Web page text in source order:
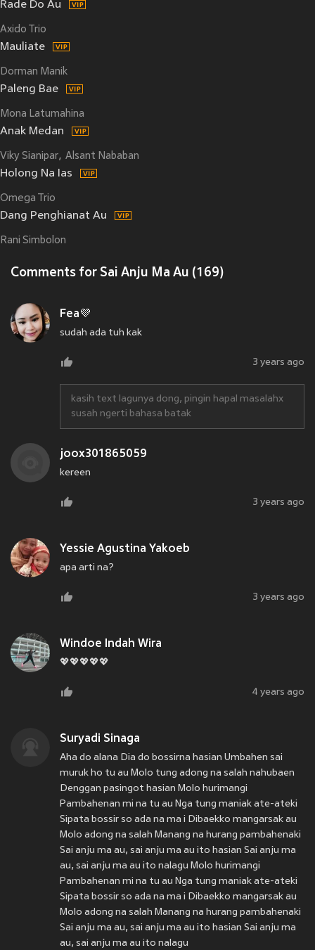
Rade Do Au
Axido Trio
Mauliate
Dorman Manik
Paleng Bae
Mona Latumahina
Anak Medan
Viky Sianipar Alsant Nababan
Holong Na Ias
Omega Trio
Dang Penghianat Au
Rani Simbolon
Comments for Sai Anju Ma Au (169)
Fea💜
sudah ada tuh kak
3 years ago
kasih text lagunya dong, pingin hapal masalahx
susah ngerti bahasa batak
joox301865059
kereen
3 years ago
Yessie Agustina Yakoeb
apa arti na?
3 years ago
Windoe Indah Wira
💖💖💖💖💖
4 years ago
Suryadi Sinaga
Aha do alana Dia do bossirna hasian Umbahen sai
muruk ho tu au Molo tung adong na salah nahubaen
Denggan pasingot hasian Molo hurimangi
Pambahenan mi na tu au Nga tung maniak ate-ateki
Sipata bossir so ada na ma i Dibaekko mangarsak au
Molo adong na salah Manang na hurang pambahenaki
Sai anju ma au, sai anju ma au ito hasian Sai anju ma
au, sai anju ma au ito nalagu Molo hurimangi
Pambahenan mi na tu au Nga tung maniak ate-ateki
Sipata bossir so ada na ma i Dibaekko mangarsak au
Molo adong na salah Manang na hurang pambahenaki
Sai anju ma au, sai anju ma au ito hasian Sai anju ma
au, sai anju ma au ito nalagu